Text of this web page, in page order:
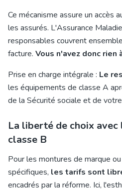
Ce mécanisme assure un accès
les assurés. L'Assurance
responsables couvrent
facture. Vous n'avez donc rien
Prise en charge intégrale : Le
les équipements de classe A
de la Sécurité sociale et de
La liberté de choix
classe B
Pour les montures de marque
spécifiques, les tarifs sont
encadrés par la réforme. Ici,